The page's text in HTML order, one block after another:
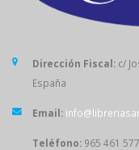
Dirección Fiscal: c/
España
Email:
Teléfono: 965 461 577